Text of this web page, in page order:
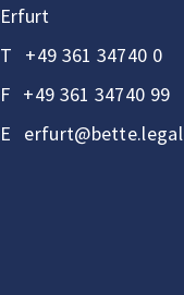
Erfurt
T +49 361 34740 0
F +49 361 34740 99
E erfurt@bette.legal